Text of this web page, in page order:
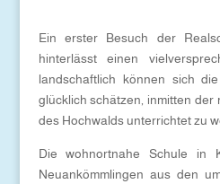
Ein erster Besuch der
hinterlässt einen
landschaftlich können sich
glücklich schätzen, inmitten
des Hochwalds unterrichtet zu
Die wohnortnahe Schule in
Neuankömmlingen aus den